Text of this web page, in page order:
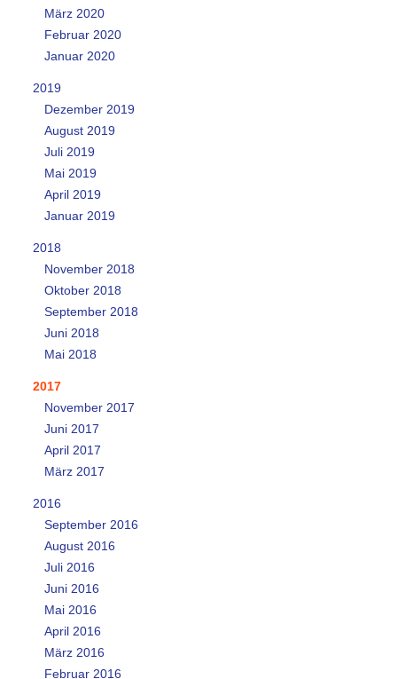
März 2020
Februar 2020
Januar 2020
2019
Dezember 2019
August 2019
Juli 2019
Mai 2019
April 2019
Januar 2019
2018
November 2018
Oktober 2018
September 2018
Juni 2018
Mai 2018
2017
November 2017
Juni 2017
April 2017
März 2017
2016
September 2016
August 2016
Juli 2016
Juni 2016
Mai 2016
April 2016
März 2016
Februar 2016